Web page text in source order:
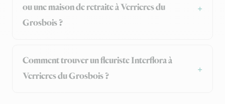
ou une maison de retraite à Verrieres du
Grosbois ?
Comment trouver un fleuriste Interflora à
Verrieres du Grosbois ?